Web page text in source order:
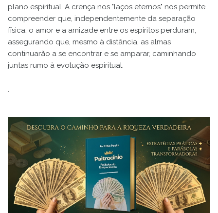
plano espiritual. A crença nos "laços eternos" nos permite
compreender que, independentemente da separação
física, o amor e a amizade entre os espíritos perduram,
assegurando que, mesmo à distância, as almas
continuarão a se encontrar e se amparar, caminhando
juntas rumo à evolução espiritual.
.